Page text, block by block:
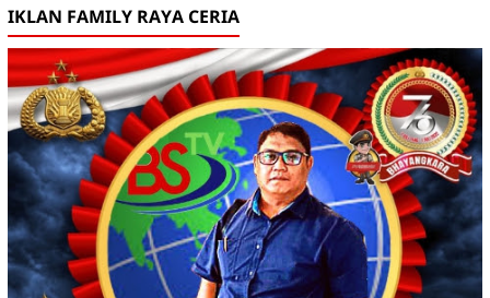
IKLAN FAMILY RAYA CERIA